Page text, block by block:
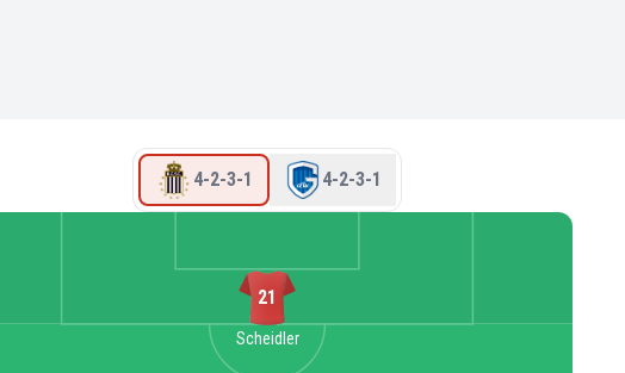
4-2-3-1 4-2-3-1
21
Scheidler